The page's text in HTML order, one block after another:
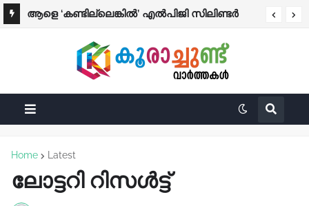
ആളെ ‘കണ്ടില്ലെങ്കിൽ’ എൽപിജി സിലിണ്ടർ
കമ്പനികൾ
Home Latest
ലോട്ടറി റിസൾട്ട്‌